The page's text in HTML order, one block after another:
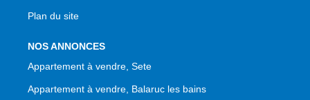
Plan du site
NOS ANNONCES
Appartement à vendre, Sete
Appartement à vendre, Balaruc les bains